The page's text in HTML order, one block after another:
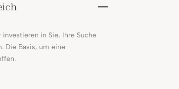
investieren in Sie, Ihre Suche
Die Basis, um eine